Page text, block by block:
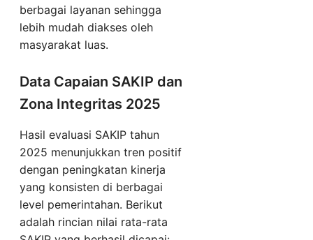
berbagai layanan sehingga
lebih mudah diakses oleh
masyarakat luas.
Data Capaian SAKIP dan
Zona Integritas 2025
Hasil evaluasi SAKIP tahun
2025 menunjukkan tren positif
dengan peningkatan kinerja
yang konsisten di berbagai
level pemerintahan. Berikut
adalah rincian nilai rata-rata